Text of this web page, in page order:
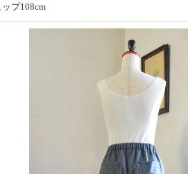
プ108cm